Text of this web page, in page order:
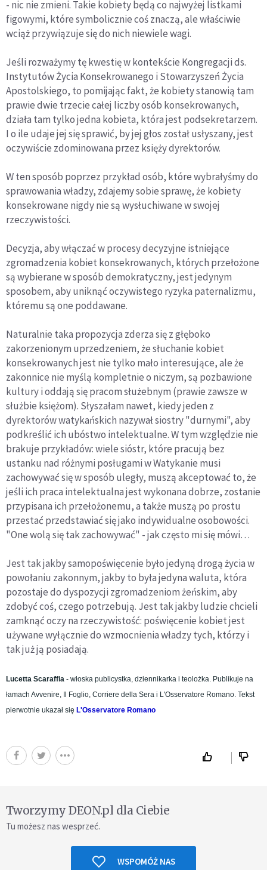
- nic nie zmieni. Takie kobiety będą co najwyżej listkami
figowymi, które symbolicznie coś znaczą, ale właściwie
wciąż przywiązuje się do nich niewiele wagi.
Jeśli rozważymy tę kwestię w kontekście Kongregacji ds.
Instytutów Życia Konsekrowanego i Stowarzyszeń Życia
Apostolskiego, to pomijając fakt, że kobiety stanowią tam
prawie dwie trzecie całej liczby osób konsekrowanych,
działa tam tylko jedna kobieta, która jest podsekretarzem.
I o ile udaje jej się sprawić, by jej głos został usłyszany, jest
oczywiście zdominowana przez księży dyrektorów.
W ten sposób poprzez przykład osób, które wybrałyśmy do
sprawowania władzy, zdajemy sobie sprawę, że kobiety
konsekrowane nigdy nie są wysłuchiwane w swojej
rzeczywistości.
Decyzja, aby włączać w procesy decyzyjne istniejące
zgromadzenia kobiet konsekrowanych, których przełożone
są wybierane w sposób demokratyczny, jest jedynym
sposobem, aby uniknąć oczywistego ryzyka paternalizmu,
któremu są one poddawane.
Naturalnie taka propozycja zderza się z głęboko
zakorzenionym uprzedzeniem, że słuchanie kobiet
konsekrowanych jest nie tylko mało interesujące, ale że
zakonnice nie myślą kompletnie o niczym, są pozbawione
kultury i oddają się pracom służebnym (prawie zawsze w
służbie księżom). Słyszałam nawet, kiedy jeden z
dyrektorów watykańskich nazywał siostry "durnymi", aby
podkreślić ich ubóstwo intelektualne. W tym względzie nie
brakuje przykładów: wiele sióstr, które pracują bez
ustanku nad różnymi posługami w Watykanie musi
zachowywać się w sposób uległy, muszą akceptować to, że
jeśli ich praca intelektualna jest wykonana dobrze, zostanie
przypisana ich przełożonemu, a także muszą po prostu
przestać przedstawiać się jako indywidualne osobowości.
"One wolą się tak zachowywać" - jak często mi się mówi…
Jest tak jakby samopoświęcenie było jedyną drogą życia w
powołaniu zakonnym, jakby to była jedyna waluta, która
pozostaje do dyspozycji zgromadzeniom żeńskim, aby
zdobyć coś, czego potrzebują. Jest tak jakby ludzie chcieli
zamknąć oczy na rzeczywistość: poświęcenie kobiet jest
używane wyłącznie do wzmocnienia władzy tych, którzy i
tak już ją posiadają.
Lucetta Scaraffia - włoska publicystka, dziennikarka i teolożka. Publikuje na
łamach Avvenire, Il Foglio, Corriere della Sera i L'Osservatore Romano. Tekst
pierwotnie ukazał się L'Osservatore Romano
Tworzymy DEON.pl dla Ciebie
Tu możesz nas wesprzeć.
WSPOMÓŻ NAS